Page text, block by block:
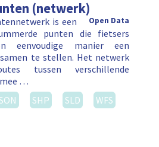
(netwerk)
Open Data
is een
punten die fietsers
eenvoudige manier een
te stellen. Het netwerk
tussen verschillende
…
SHP SLD
WFS